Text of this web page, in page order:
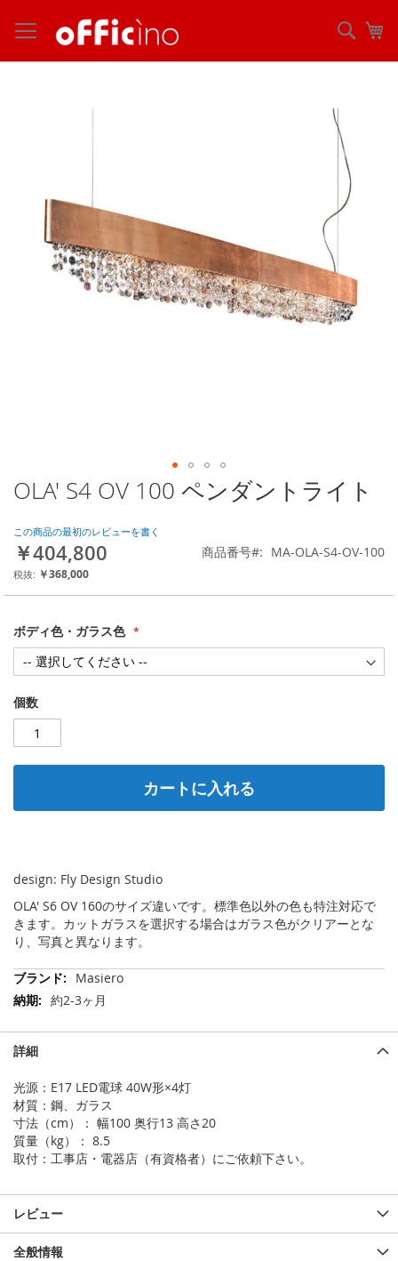
ン
テ
ン
検
索
OLA' S4 OV 100 ペンダントライト
この商品の最初のレビューを書く
￥404,800
￥368,000
商品番号 MA-OLA-S4-OV-100
ボディ色・ガラス色
個数
カートに入れる
design: Fly Design Studio
OLA' S6 OV 160のサイズ違いです。標準色以外の色も特注対応で
きます。カットガラスを選択する場合はガラス色がクリアーとな
り、写真と異なります。
そ
の
他
の
情
Masiero
約2-3ヶ月
images
gallery
Skip
to
beginning
of
the
images
詳細
光源：E17 LED電球 40W形×4灯
材質：鋼、ガラス
寸法（cm）： 幅100 奥行13 高さ20
質量（kg）： 8.5
取付：工事店・電器店（有資格者）にご依頼下さい。
レビュー
全般情報